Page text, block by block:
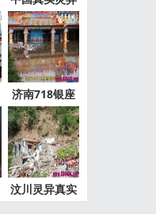
事件绝
济南718银座
灵异事件
汶川灵异真实